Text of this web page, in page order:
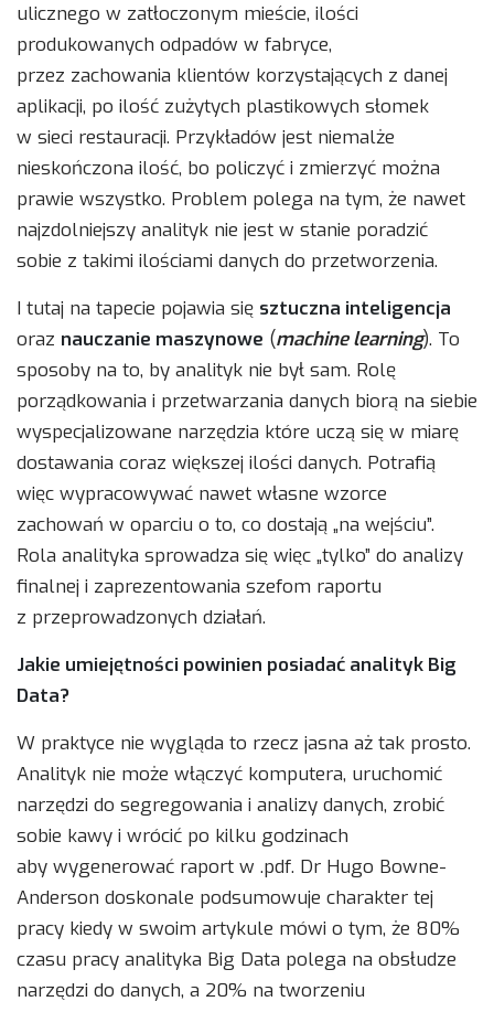
ulicznego w zatłoczonym mieście, ilości
produkowanych odpadów w fabryce,
przez zachowania klientów korzystających z danej
aplikacji, po ilość zużytych plastikowych słomek
w sieci restauracji. Przykładów jest niemalże
nieskończona ilość, bo policzyć i zmierzyć można
prawie wszystko. Problem polega na tym, że nawet
najzdolniejszy analityk nie jest w stanie poradzić
sobie z takimi ilościami danych do przetworzenia.
I tutaj na tapecie pojawia się sztuczna inteligencja
oraz nauczanie maszynowe (machine learning). To
sposoby na to, by analityk nie był sam. Rolę
porządkowania i przetwarzania danych biorą na siebie
wyspecjalizowane narzędzia które uczą się w miarę
dostawania coraz większej ilości danych. Potrafią
więc wypracowywać nawet własne wzorce
zachowań w oparciu o to, co dostają „na wejściu”.
Rola analityka sprowadza się więc „tylko” do analizy
finalnej i zaprezentowania szefom raportu
z przeprowadzonych działań.
Jakie umiejętności powinien posiadać analityk Big
Data?
W praktyce nie wygląda to rzecz jasna aż tak prosto.
Analityk nie może włączyć komputera, uruchomić
narzędzi do segregowania i analizy danych, zrobić
sobie kawy i wrócić po kilku godzinach
aby wygenerować raport w .pdf. Dr Hugo Bowne-
Anderson doskonale podsumowuje charakter tej
pracy kiedy w swoim artykule mówi o tym, że 80%
czasu pracy analityka Big Data polega na obsłudze
narzędzi do danych, a 20% na tworzeniu